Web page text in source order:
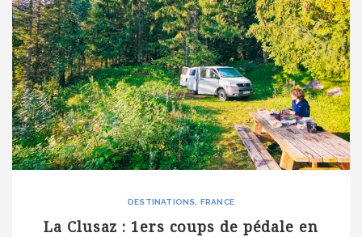
DESTINATIONS FRANCE
La Clusaz : 1ers coups de pédale en